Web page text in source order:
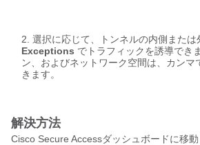
選択に応じて、トンネルの内側または
Exceptions でトラフィックを誘導でき
ン、およびネットワーク空間は、カンマ
きます。
解決方法
Cisco Secure Accessダッシュボードに移動